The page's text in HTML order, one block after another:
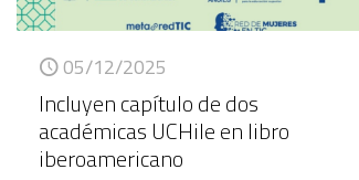
05/12/2025
Incluyen capítulo de dos
académicas UCHile en libro
iberoamericano